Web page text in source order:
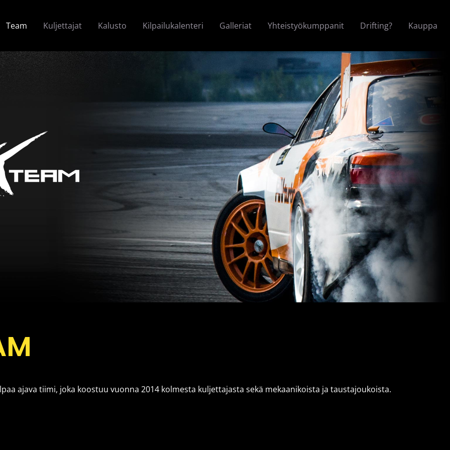
Team Kuljettajat Kalusto Kilpailukalenteri Galleriat Yhteistyökumppanit Drifting? Kauppa
ajava tiimi, joka koostuu vuonna 2014 kolmesta kuljettajasta sekä mekaanikoista ja taustajoukoista.